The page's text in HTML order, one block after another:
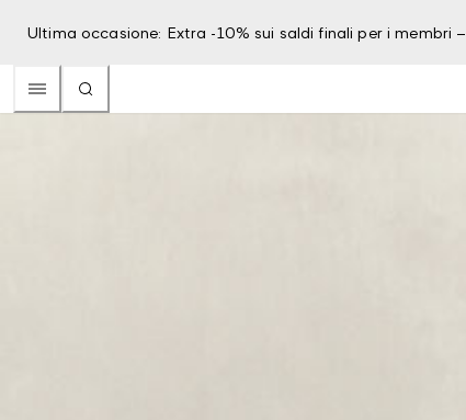
Ultima occasione: Extra -10% sui saldi finali per i membri –